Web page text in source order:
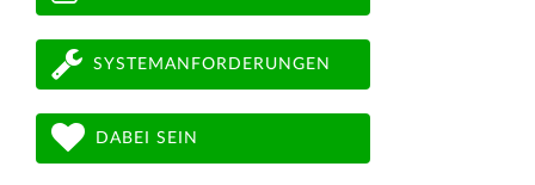
SYSTEMANFORDERUNGEN
DABEI SEIN